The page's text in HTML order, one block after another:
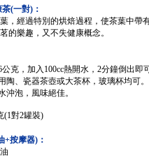
(一對)：
，經過特別的烘焙過程，使茶葉中帶
的樂趣，又不失健康概念。
克，加入100cc熱開水，2分鐘倒出即
陶、瓷器茶壺或大茶杯，玻璃杯均可。
沖泡，風味絕佳。
(1對2罐裝)
按摩器)：